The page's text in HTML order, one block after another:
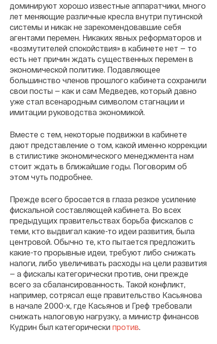
доминируют хорошо известные аппаратчики, много
лет меняющие различные кресла внутри путинской
системы и никак не зарекомендовавшие себя
агентами перемен. Никаких явных реформаторов и
«возмутителей спокойствия» в кабинете нет — то
есть нет причин ждать существенных перемен в
экономической политике. Подавляющее
большинство членов прошлого кабинета сохранили
свои посты — как и сам Медведев, который давно
уже стал всенародным символом стагнации и
имитации руководства экономикой.
Вместе с тем, некоторые подвижки в кабинете
дают представление о том, какой именно коррекции
в стилистике экономического менеджмента нам
стоит ждать в ближайшие годы. Поговорим об
этом чуть подробнее.
Прежде всего бросается в глаза резкое усиление
фискальной составляющей кабинета. Во всех
предыдущих правительствах борьба фискалов с
теми, кто выдвигал какие-то идеи развития, была
центровой. Обычно те, кто пытается предложить
какие-то прорывные идеи, требуют либо снижать
налоги, либо увеличивать расходы на цели развития
— а фискалы категорически против, они прежде
всего за сбалансированность. Такой конфликт,
например, сотрясал еще правительство Касьянова
в начале 2000-х, где Касьянов и Греф требовали
снижать налоговую нагрузку, а министр финансов
Кудрин был категорически против.